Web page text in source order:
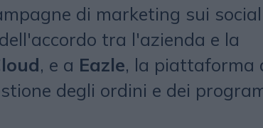
di marketing sui social
tra l'azienda e la
, e a Eazle, la piattaforma
degli ordini e dei